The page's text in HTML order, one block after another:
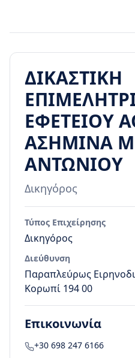
ΔΙΚΑΣΤΙΚΗ
ΕΦΕΤΕΙΟΥ
ΑΣΗΜΙΝΑ
ΑΝΤΩΝΙΟΥ
Δικηγόρος
Τύπος Επιχείρησης
Δικηγόρος
Διεύθυνση
Παραπλεύρως
Κορωπί 194 00
Επικοινωνία
+30 698 247 6166